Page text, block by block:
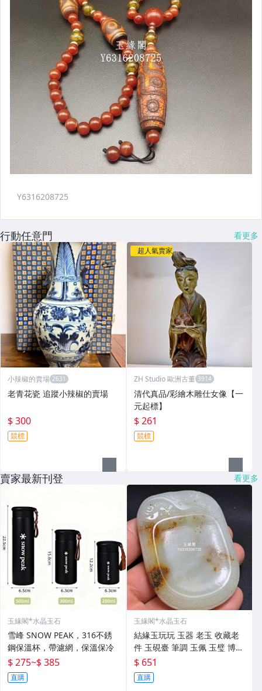
行動任意門 看更多
小辣椒的賣場
老青花瓷 追蹤小辣椒的賣場
$ 300
競標
超人氣賣家
ZH Studio 歐洲古董
清代真品/彩繪木雕仕女像【一
元起標】
$ 261
競標
賣家最新刊登 看更多
玉緣閣*水晶玉石
雪峰 SNOW PEAK，316不銹
鋼保溫杯，帶濾網，保溫保冷
$ 275~$ 385
直購
玉緣閣*水晶玉石
結緣玉玩玩 玉器 老玉 收藏老
件 玉硯臺 筆調 玉佩 玉璧 博擺
寶貝實 做工精細 精工細作 線
條流暢 有螭龍 瑞獸 邊刻如意
紋 玉質溫潤起光
$ 651
直購